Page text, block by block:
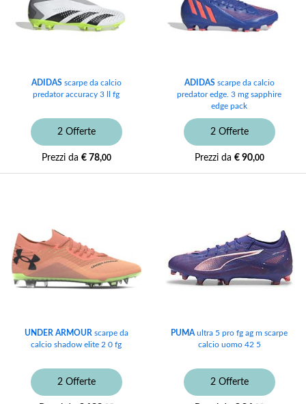
ADIDAS scarpe da calcio
predator accuracy 3 ll fg
2 Offerte
Prezzi da € 78,00
ADIDAS scarpe da calcio
predator edge. 3 mg sapphire
edge pack
2 Offerte
Prezzi da € 90,00
UNDER ARMOUR scarpe da
calcio shadow elite 2 0 fg
2 Offerte
PUMA ultra 5 pro fg ag m scarpe
calcio uomo 42 5
2 Offerte